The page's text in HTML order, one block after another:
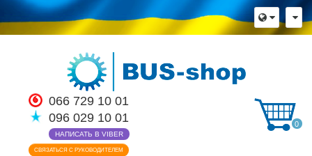
066 729 10 01
096 029 10 01
НАПИСАТЬ В VIBER
СВЯЗАТЬСЯ С РУКОВОДИТЕЛЕМ
0